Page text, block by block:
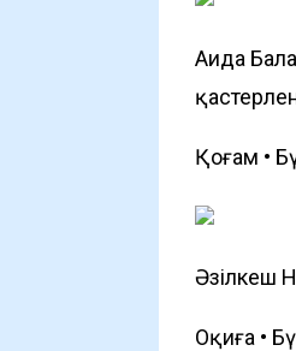
Аида
Қоғам •
Әзілкеш
Оқиға •